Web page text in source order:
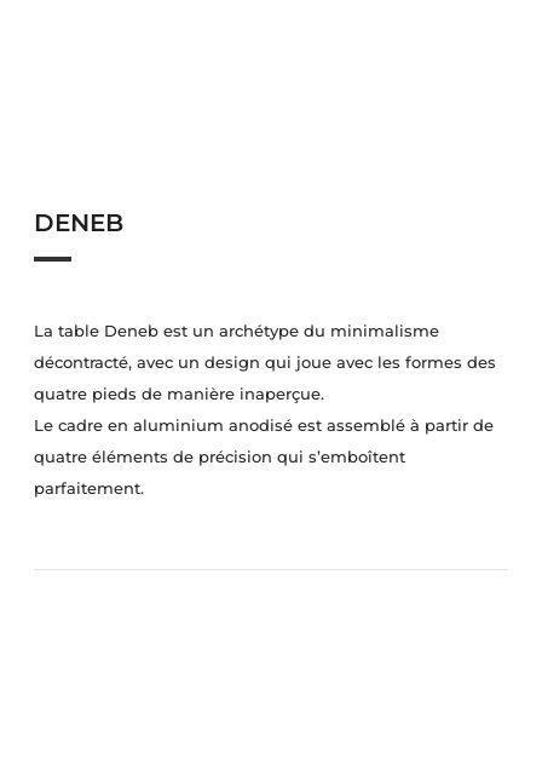
DENEB
La table Deneb est un archétype du minimalisme
décontracté, avec un design qui joue avec les formes des
quatre pieds de manière inaperçue.
Le cadre en aluminium anodisé est assemblé à partir de
quatre éléments de précision qui s’emboîtent
parfaitement.